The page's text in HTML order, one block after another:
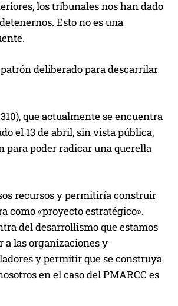
los tribunales nos han dado
Esto no es una
deliberado para descarrilar
que actualmente se encuentra
el 13 de abril, sin vista pública,
para poder radicar una querella
recursos y permitiría construir
como «proyecto estratégico».
del desarrollismo que estamos
a las organizaciones y
y permitir que se construya
en el caso del PMARCC es